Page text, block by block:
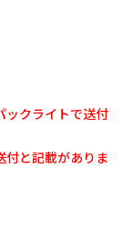
クライトで送付
と記載がありま